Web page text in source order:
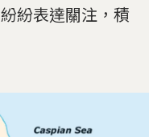
紛表達關注，積